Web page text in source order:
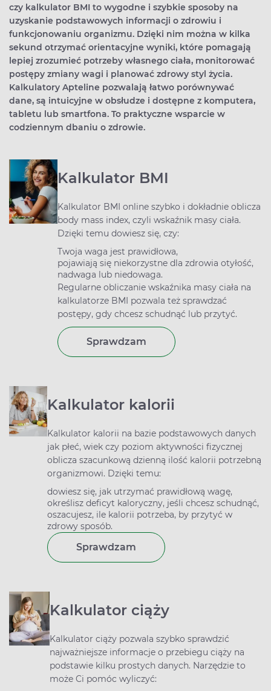
czy kalkulator BMI to wygodne i szybkie sposoby na
uzyskanie podstawowych informacji o zdrowiu i
funkcjonowaniu organizmu. Dzięki nim można w kilka
sekund otrzymać orientacyjne wyniki, które pomagają
lepiej zrozumieć potrzeby własnego ciała, monitorować
postępy zmiany wagi i planować zdrowy styl życia.
Kalkulatory Apteline pozwalają łatwo porównywać
dane, są intuicyjne w obsłudze i dostępne z komputera,
tabletu lub smartfona. To praktyczne wsparcie w
codziennym dbaniu o zdrowie.
Kalkulator BMI
Kalkulator BMI online szybko i dokładnie oblicza
body mass index, czyli wskaźnik masy ciała.
Dzięki temu dowiesz się, czy:
Twoja waga jest prawidłowa,
pojawiają się niekorzystne dla zdrowia otyłość,
nadwaga lub niedowaga.
Regularne obliczanie wskaźnika masy ciała na
kalkulatorze BMI pozwala też sprawdzać
postępy, gdy chcesz schudnąć lub przytyć.
Sprawdzam
Kalkulator kalorii
Kalkulator kalorii na bazie podstawowych danych
jak płeć, wiek czy poziom aktywności fizycznej
oblicza szacunkową dzienną ilość kalorii potrzebną
organizmowi. Dzięki temu:
dowiesz się, jak utrzymać prawidłową wagę,
określisz deficyt kaloryczny, jeśli chcesz schudnąć,
oszacujesz, ile kalorii potrzeba, by przytyć w
zdrowy sposób.
Sprawdzam
Kalkulator ciąży
Kalkulator ciąży pozwala szybko sprawdzić
najważniejsze informacje o przebiegu ciąży na
podstawie kilku prostych danych. Narzędzie to
może Ci pomóc wyliczyć: